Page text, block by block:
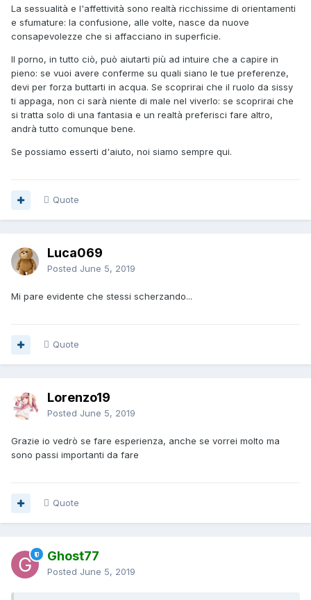
La sessualità e l'affettività sono realtà ricchissime di orientamenti
e sfumature: la confusione, alle volte, nasce da nuove
consapevolezze che si affacciano in superficie.
Il porno, in tutto ciò, può aiutarti più ad intuire che a capire in
pieno: se vuoi avere conferme su quali siano le tue preferenze,
devi per forza buttarti in acqua. Se scoprirai che il ruolo da sissy
ti appaga, non ci sarà niente di male nel viverlo: se scoprirai che
si tratta solo di una fantasia e un realtà preferisci fare altro,
andrà tutto comunque bene.
Se possiamo esserti d'aiuto, noi siamo sempre qui.
Quote
Luca069
Posted June 5, 2019
Mi pare evidente che stessi scherzando...
Quote
Lorenzo19
Posted June 5, 2019
Grazie io vedrò se fare esperienza, anche se vorrei molto ma
sono passi importanti da fare
Quote
Ghost77
Posted June 5, 2019